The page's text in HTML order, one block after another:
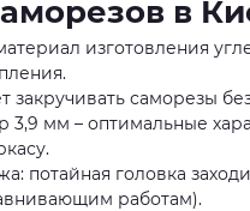
в
изготовления
закручивать саморезы
мм – оптимальные
потайная головка
работам).